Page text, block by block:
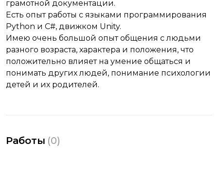
грамотной документации.
Есть опыт работы с языками программирования
Python и C#, движком Unity.
Имею очень большой опыт общения с людьми
разного возраста, характера и положения, что
положительно влияет на умение общаться и
понимать других людей, понимание психологии
детей и их родителей.
Работы (0)